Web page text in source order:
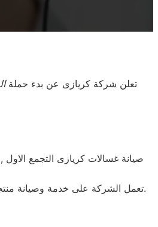
تعلن شركة كريازى عن بدء حملة
صيانة غسالات كريازى التجمع
تعمل الشركة على خدمة وصيانة منتجات كريازى فون ارضي 01095999314 . للابلاغ عن الصيانة والاعطال الاتصال 01095999314 . الخدمات: التجمع الاول, التجمع الاول, التجمع الاول والوجة البحري.